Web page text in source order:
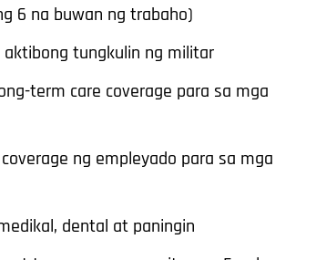
6 na buwan ng trabaho)
aktibong tungkulin ng militar
term care coverage para sa mga
ng empleyado para sa mga
dental at paningin